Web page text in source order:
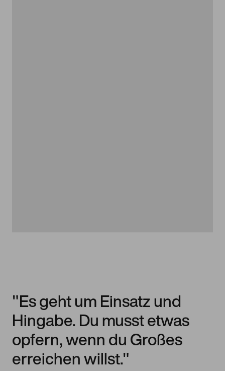
"Es geht um Einsatz und
Hingabe. Du musst etwas
opfern, wenn du Großes
erreichen willst."